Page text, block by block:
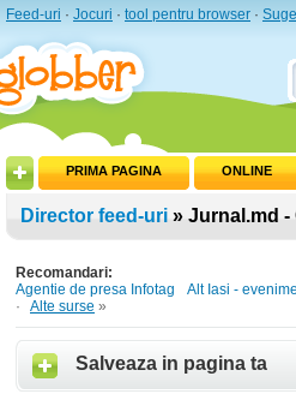
Feed-uri · Jocuri · tool pentru browser ·
PRIMA PAGINA ONLINE
Director feed-uri » Jurnal.md -
Recomandari:
Agentie de presa Infotag
Alt Iasi -
· Alte surse »
Salveaza in pagina ta